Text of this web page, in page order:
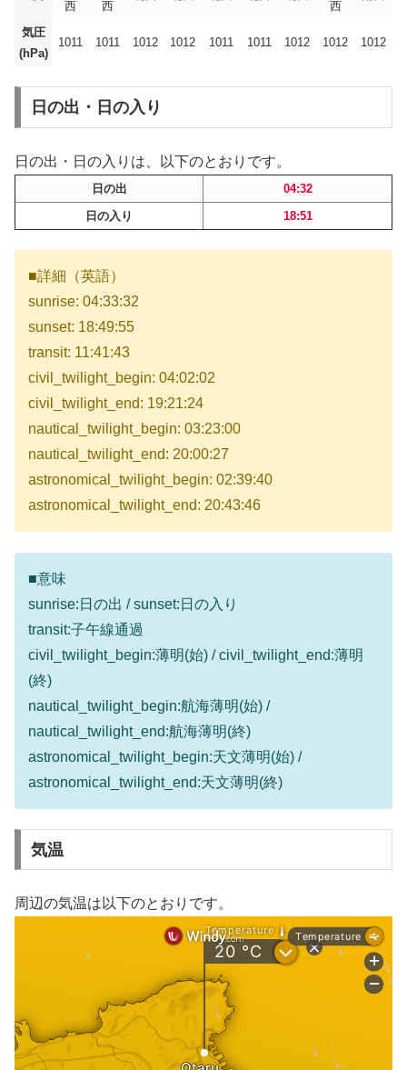
西
西
西
気圧
(hPa)
1011 1011 1012 1012 1011 1011 1012 1012 1012
日の出・日の入り
日の出・日の入りは、以下のとおりです。
日の出
04:32
日の入り
18:51
■詳細（英語）
sunrise: 04:33:32
sunset: 18:49:55
transit: 11:41:43
civil_twilight_begin: 04:02:02
civil_twilight_end: 19:21:24
nautical_twilight_begin: 03:23:00
nautical_twilight_end: 20:00:27
astronomical_twilight_begin: 02:39:40
astronomical_twilight_end: 20:43:46
■意味
sunrise:日の出 / sunset:日の入り
transit:子午線通過
civil_twilight_begin:薄明(始) / civil_twilight_end:薄明
(終)
nautical_twilight_begin:航海薄明(始) /
nautical_twilight_end:航海薄明(終)
astronomical_twilight_begin:天文薄明(始) /
astronomical_twilight_end:天文薄明(終)
気温
周辺の気温は以下のとおりです。